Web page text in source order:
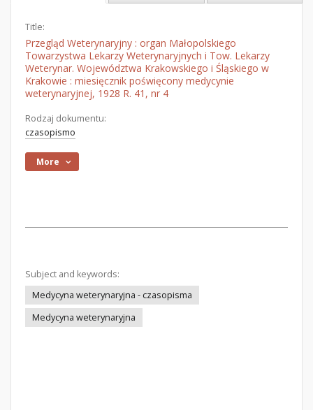
Title:
Przegląd Weterynaryjny : organ Małopolskiego
Towarzystwa Lekarzy Weterynaryjnych i Tow. Lekarzy
Weterynar. Województwa Krakowskiego i Śląskiego w
Krakowie : miesięcznik poświęcony medycynie
weterynaryjnej, 1928 R. 41, nr 4
Rodzaj dokumentu:
czasopismo
More
Subject and keywords:
Medycyna weterynaryjna - czasopisma
Medycyna weterynaryjna